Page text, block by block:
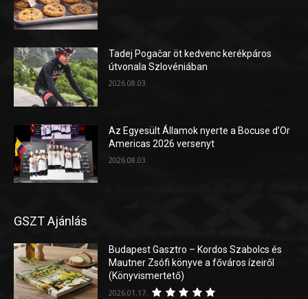
Tadej Pogačar öt kedvenc kerékpáros
útvonala Szlovéniában
2026.08.03.
Az Egyesült Államok nyerte a Bocuse d’Or
Americas 2026 versenyt
2026.08.03.
GSZT Ajánlás
Budapest Gasztro – Kordos Szabolcs és
Mautner Zsófi könyve a főváros ízeiről
(Könyvismertető)
2026.01.17.